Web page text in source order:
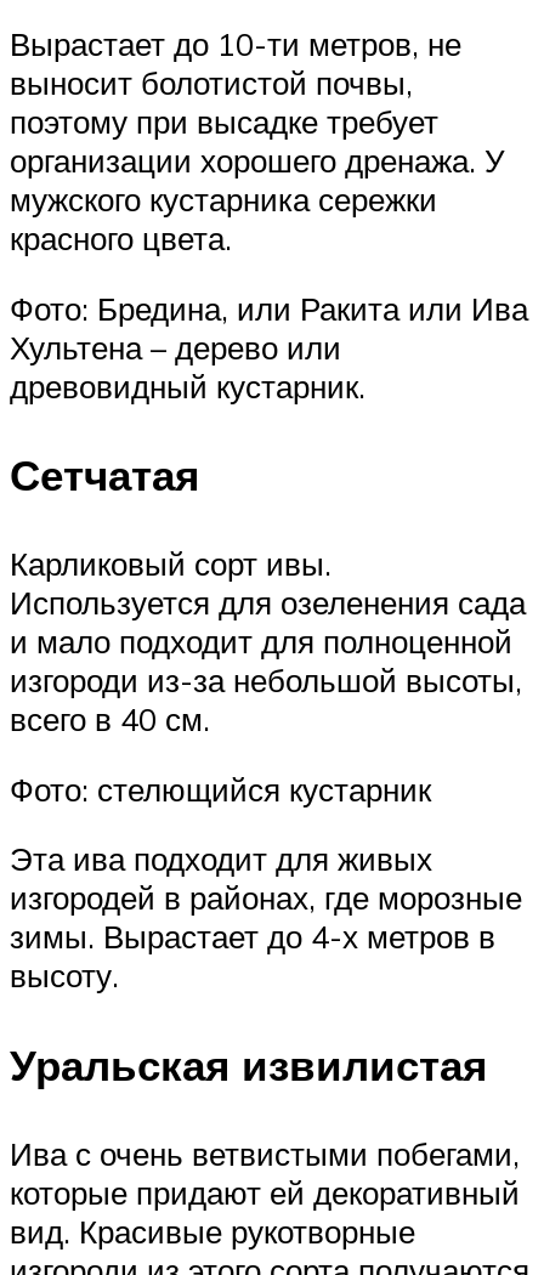
Вырастает до 10-ти метров, не
выносит болотистой почвы,
поэтому при высадке требует
организации хорошего дренажа. У
мужского кустарника сережки
красного цвета.
Фото: Бредина, или Ракита или Ива
Хультена – дерево или
древовидный кустарник.
Сетчатая
Карликовый сорт ивы.
Используется для озеленения сада
и мало подходит для полноценной
изгороди из-за небольшой высоты,
всего в 40 см.
Фото: стелющийся кустарник
Эта ива подходит для живых
изгородей в районах, где морозные
зимы. Вырастает до 4-х метров в
высоту.
Уральская извилистая
Ива с очень ветвистыми побегами,
которые придают ей декоративный
вид. Красивые рукотворные